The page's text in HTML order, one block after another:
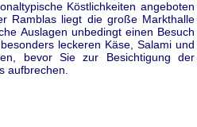
Köstlichkeiten angeboten
Ramblas liegt die große Markthalle
Auslagen unbedingt einen Besuch
leckeren Käse, Salami und
bevor Sie zur Besichtigung der
aufbrechen.